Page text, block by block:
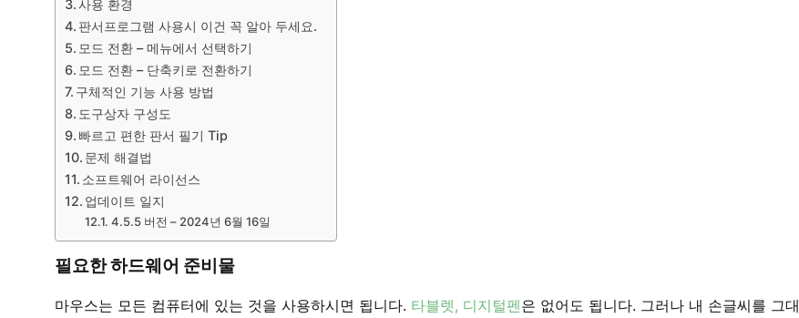
사용 환경
판서프로그램 사용시 이건 꼭 알아 두세요.
모드 전환 – 메뉴에서 선택하기
모드 전환 – 단축키로 전환하기
구체적인 기능 사용 방법
도구상자 구성도
빠르고 편한 판서 필기 Tip
문제 해결법
소프트웨어 라이선스
업데이트 일지
4.5.5 버전 – 2024년 6월 16일
필요한 하드웨어 준비물
마우스는 모든 컴퓨터에 있는 것을 사용하시면 됩니다. 타블렛, 디지털펜은 없어도 됩니다. 그러나 내 손글씨를 그대